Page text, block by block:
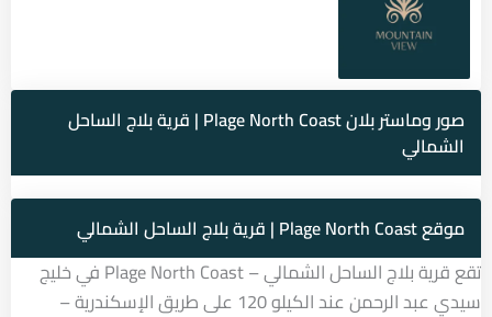
صور وماستر بلان Plage North Coast | قرية بلاج الساحل
الشمالي
موقع Plage North Coast | قرية بلاج الساحل الشمالي
تقع قرية بلاج الساحل الشمالي – Plage North Coast في خليج
سيدي عبد الرحمن عند الكيلو 120 على طريق الإسكندرية –